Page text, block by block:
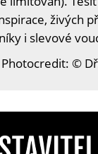
živých
i slevové
Photocredit: ©